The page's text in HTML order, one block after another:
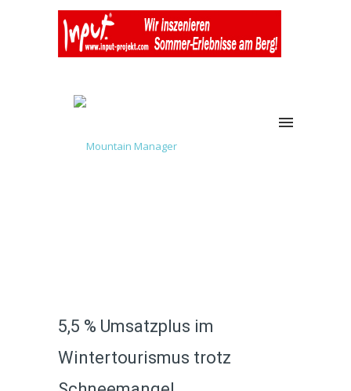
5,5 % Umsatzplus im
Wintertourismus trotz